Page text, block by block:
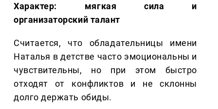
Характер: мягкая сила и
организаторский талант
Считается, что обладательницы имени
Наталья в детстве часто эмоциональны и
чувствительны, но при этом быстро
отходят от конфликтов и не склонны
долго держать обиды.